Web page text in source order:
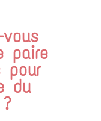
paire
pour
du